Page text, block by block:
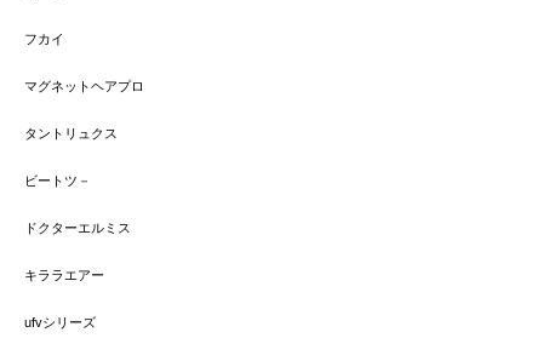
フカイ
マグネットヘアプロ
タントリュクス
ビートツ－
ドクターエルミス
キララエアー
ufvシリーズ